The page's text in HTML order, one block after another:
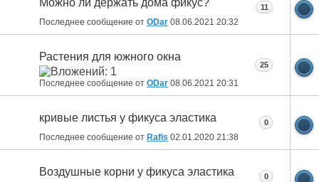
Можно ли держать дома фикус?
Последнее сообщение от ODar 08.06.2021 20:32
11
Растения для южного окна
Последнее сообщение от ODar 08.06.2021 20:31
25
кривые листья у фикуса эластика
Последнее сообщение от Rafis 02.01.2020 21:38
0
Воздушные корни у фикуса эластика 0